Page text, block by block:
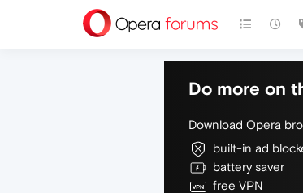
Do more on
Download Opera
built-in ad
battery saver
free VPN